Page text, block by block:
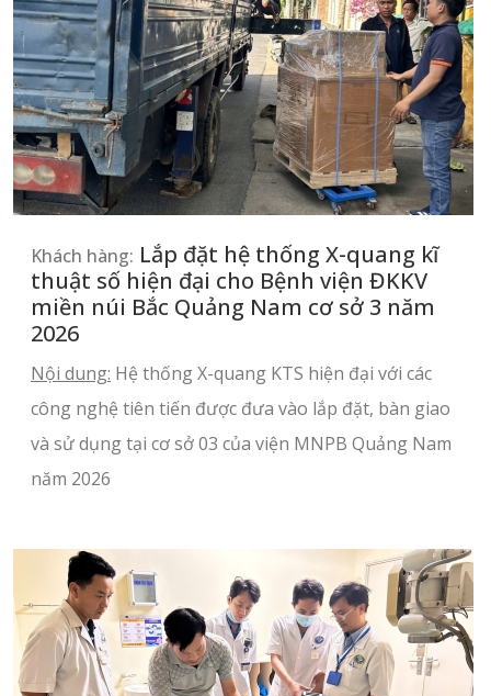
Khách hàng: Lắp đặt hệ thống X-quang kĩ
thuật số hiện đại cho Bệnh viện ĐKKV
miền núi Bắc Quảng Nam cơ sở 3 năm
2026
Nội dung: Hệ thống X-quang KTS hiện đại với các
công nghệ tiên tiến được đưa vào lắp đặt, bàn giao
và sử dụng tại cơ sở 03 của viện MNPB Quảng Nam
năm 2026